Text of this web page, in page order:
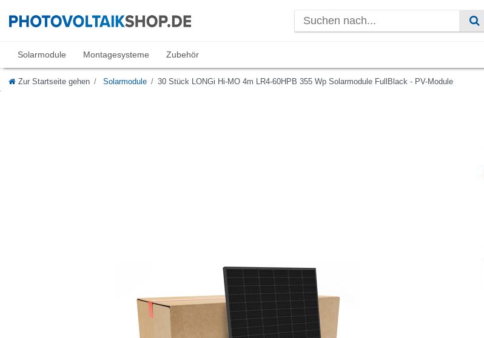
Solarmodule Montagesysteme Zubehör
Zur Startseite gehen Solarmodule 30 Stück LONGi Hi-MO 4m LR4-60HPB 355 Wp Solarmodule FullBlack - PV-Module